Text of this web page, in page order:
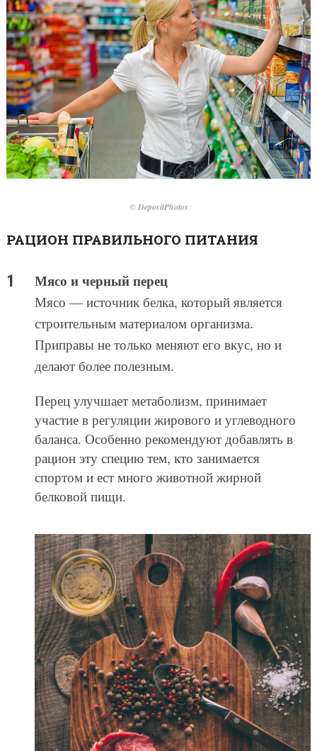
© DepositPhotos
РАЦИОН ПРАВИЛЬНОГО ПИТАНИЯ
Мясо и черный перец
Мясо — источник белка, который является
строительным материалом организма.
Приправы не только меняют его вкус, но и
делают более полезным.
Перец улучшает метаболизм, принимает
участие в регуляции жирового и углеводного
баланса. Особенно рекомендуют добавлять в
рацион эту специю тем, кто занимается
спортом и ест много животной жирной
белковой пищи.